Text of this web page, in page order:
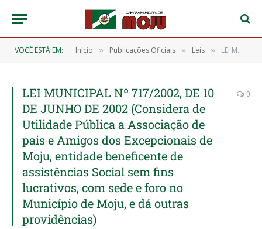
VOCÊ ESTÁ EM: Início » Publicações Oficiais » Leis » LEI MUNICIPAL Nº 717/2002, DE 10 DE JUNHO DE 2002 (Considera de Utilidade Pública a Associação de pais e Amigos dos Excepcionais de Moju, entidade beneficente de assistências Social sem fins lucrativos, com sede e foro no Município de Moju, e dá outras providências)
LEI MUNICIPAL Nº 717/2002, DE 10
DE JUNHO DE 2002 (Considera de
Utilidade Pública a Associação de
pais e Amigos dos Excepcionais de
Moju, entidade beneficente de
assistências Social sem fins
lucrativos, com sede e foro no
Município de Moju, e dá outras
providências)
0